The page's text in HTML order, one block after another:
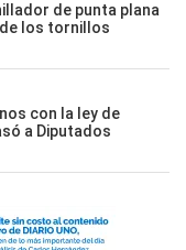
de punta plana
los tornillos
con la ley de
a Diputados